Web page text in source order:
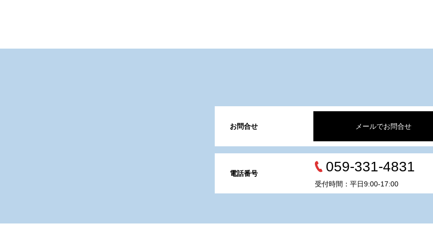
お問合せ メールでお問合せ
電話番号 059-331-4831
受付時間：平日9:00-17:00